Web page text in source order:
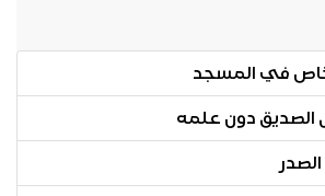
خاص في المسجد
الصديق دون علمه